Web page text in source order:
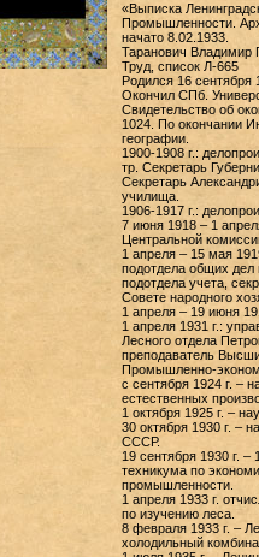
«Выписка
Промышленности.
начато 8.02.1933.
Таранович Владимир
Труд, список Л-665
Родился 16 сентября
Окончил СПб.
Свидетельство об
1024. По окончании
географии.
1900-1908 г.:
тр. Секретарь
Секретарь
училища.
1906-1917 г.:
7 июня 1918 – 1
Центральной
1 апреля – 15 мая
подотдела общих дел
подотдела учета,
Совете народного
1 апреля – 19 июня
1 апреля 1931 г.:
Лесного отдела
преподаватель
Промышленно-
с сентября 1924 г. –
естественных
1 октября 1925 г. –
30 октября 1930 г. –
СССР.
19 сентября 1930 г. –
техникума по
промышленности.
1 апреля 1933 г.
по изучению леса.
8 февраля 1933 г. –
холодильный